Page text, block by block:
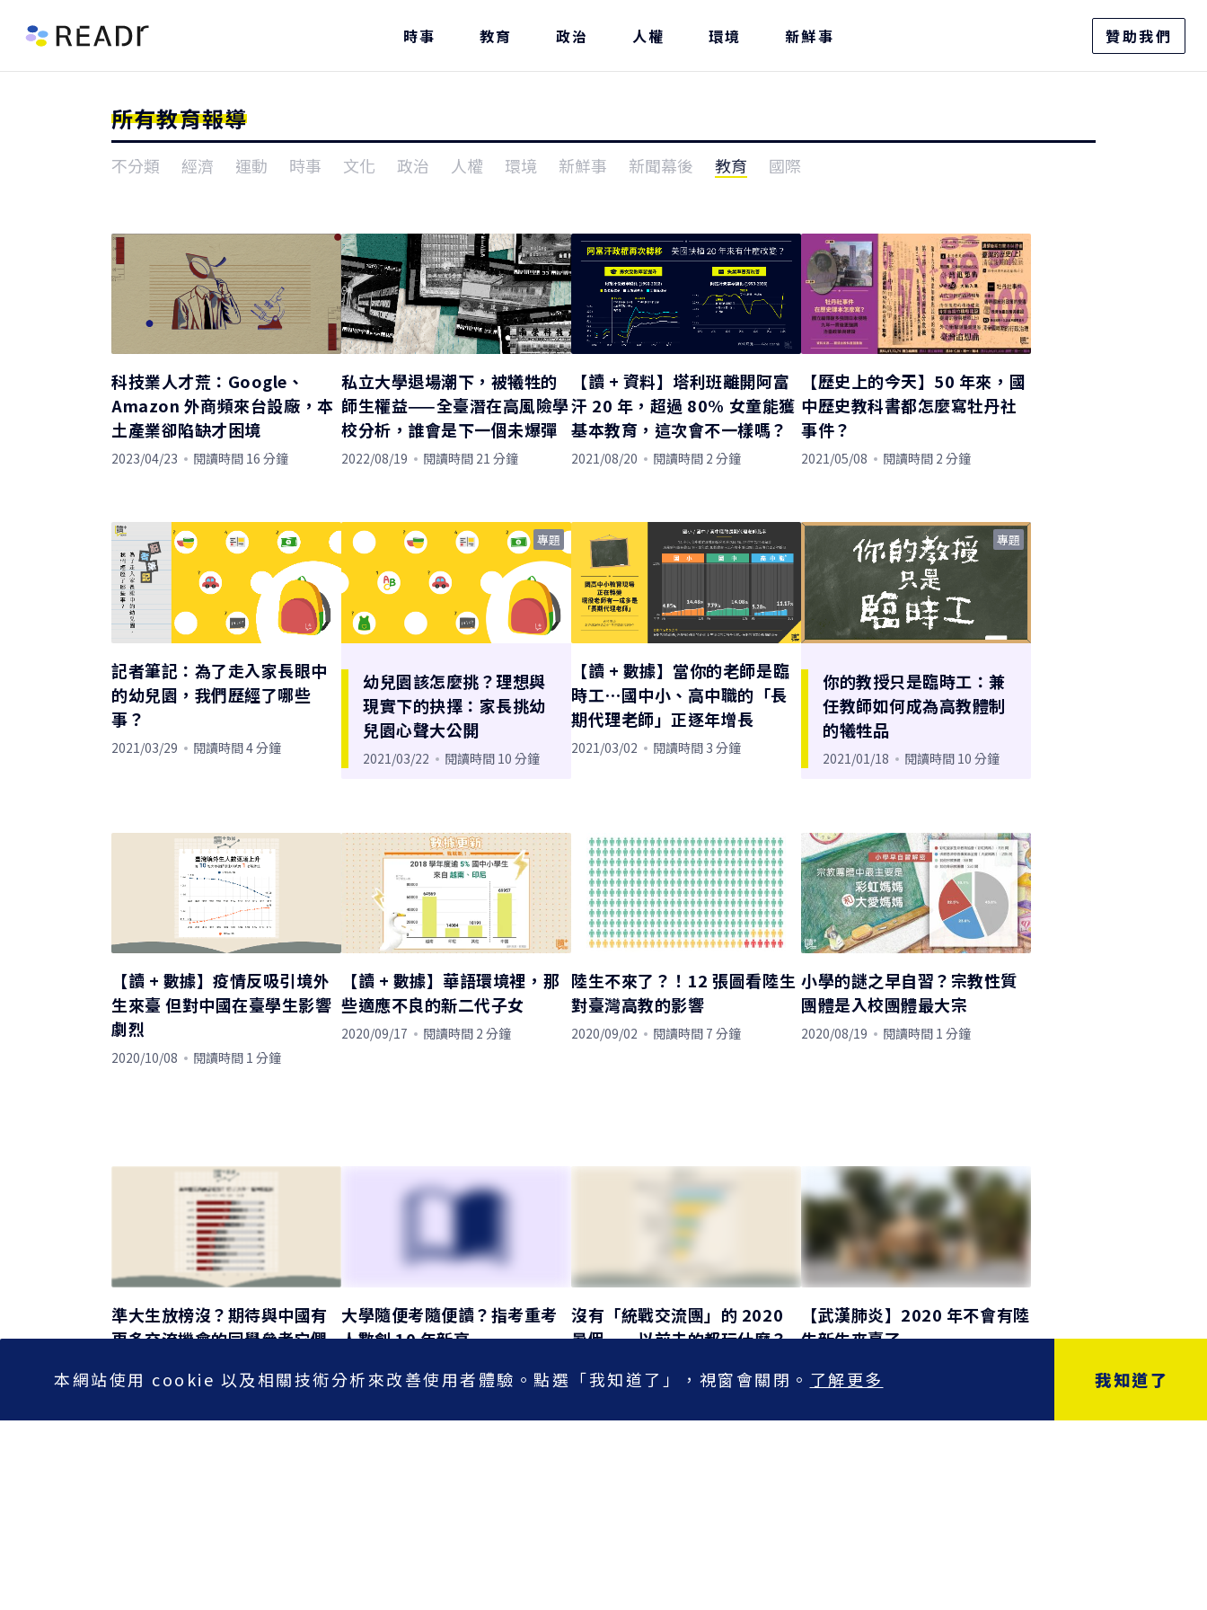
時事 教育 政治 人權 環境 新鮮事 贊助我們
所有教育報導
不分類 經濟 運動 時事 文化 政治 人權 環境 新鮮事 新聞幕後 教育 國際
科技業人才荒：Google、
Amazon 外商頻來台設廠，本
土產業卻陷缺才困境
2023/04/23 閱讀時間 16 分鐘
私立大學退場潮下，被犧牲的
師生權益——全臺潛在高風險學
校分析，誰會是下一個未爆彈
2022/08/19 閱讀時間 21 分鐘
【讀 + 資料】塔利班離開阿富
汗 20 年，超過 80% 女童能獲
基本教育，這次會不一樣嗎？
2021/08/20 閱讀時間 2 分鐘
【歷史上的今天】50 年來，國
中歷史教科書都怎麼寫牡丹社
事件？
2021/05/08 閱讀時間 2 分鐘
記者筆記：為了走入家長眼中
的幼兒園，我們歷經了哪些
事？
2021/03/29 閱讀時間 4 分鐘
專題
幼兒園該怎麼挑？理想與
現實下的抉擇：家長挑幼
兒園心聲大公開
2021/03/22 閱讀時間 10 分鐘
【讀 + 數據】當你的老師是臨
時工⋯國中小、高中職的「長
期代理老師」正逐年增長
2021/03/02 閱讀時間 3 分鐘
專題
你的教授只是臨時工：兼
任教師如何成為高教體制
的犧牲品
2021/01/18 閱讀時間 10 分鐘
【讀 + 數據】疫情反吸引境外
生來臺 但對中國在臺學生影響
劇烈
2020/10/08 閱讀時間 1 分鐘
【讀 + 數據】華語環境裡，那
些適應不良的新二代子女
2020/09/17 閱讀時間 2 分鐘
陸生不來了？！12 張圖看陸生
對臺灣高教的影響
2020/09/02 閱讀時間 7 分鐘
小學的謎之早自習？宗教性質
團體是入校團體最大宗
2020/08/19 閱讀時間 1 分鐘
準大生放榜沒？期待與中國有
更多交流機會的同學參考它們
2020/07/23 閱讀時間 1 分鐘
大學隨便考隨便讀？指考重考
人數創 10 年新高
沒有「統戰交流團」的 2020
暑假⋯⋯以前去的都玩什麼？
【武漢肺炎】2020 年不會有陸
生新生來臺了
本網站使用 cookie 以及相關技術分析來改善使用者體驗。點選「我知道了」，視窗會關閉。 了解更多 我知道了